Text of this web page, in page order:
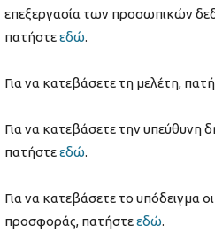
επεξεργασία των προσωπικών
πατήστεεδώ.
Για να κατεβάσετε τη μελέτη,
Για να κατεβάσετε την υπεύθυνη
πατήστεεδώ.
Για να κατεβάσετε το υπόδειγμα
προσφοράς, πατήστεεδώ.